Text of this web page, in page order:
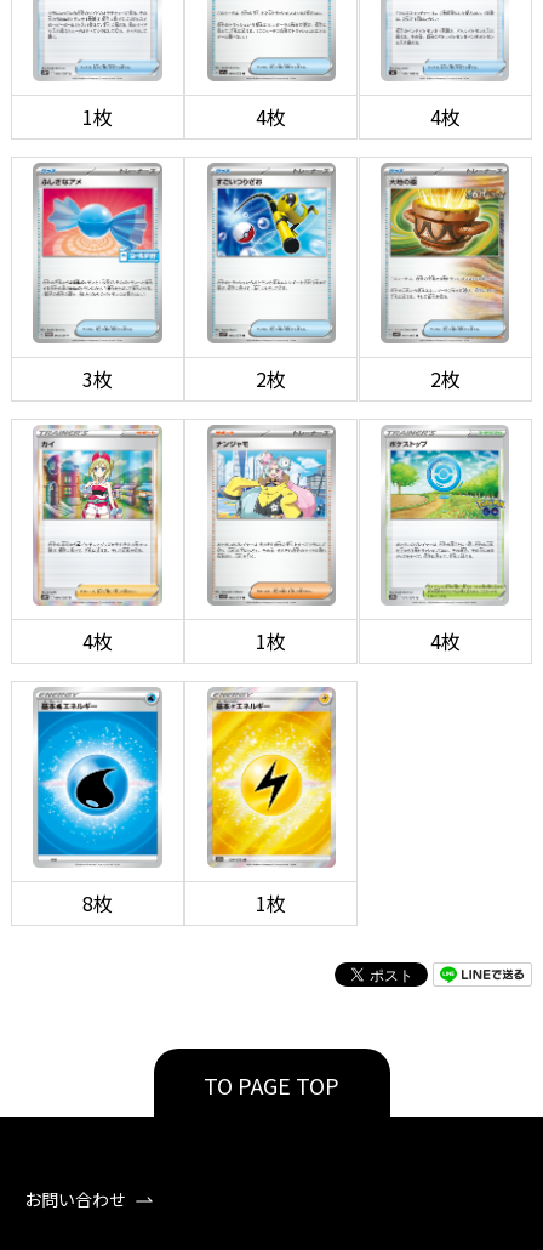
1枚 4枚 4枚
3枚 2枚 2枚
4枚 1枚 4枚
8枚 1枚
TO PAGE TOP
お問い合わせ